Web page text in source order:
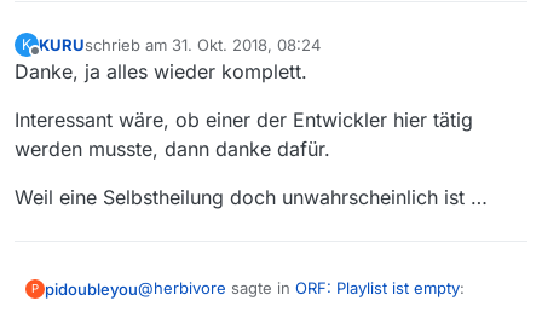
K
Offline
KURUschrieb am 31. Okt. 2018, 08:24
zuletzt editiert von
Danke, ja alles wieder komplett.
Interessant wäre, ob einer der Entwickler hier tätig
werden musste, dann danke dafür.
Weil eine Selbstheilung doch unwahrscheinlich ist …
P pidoubleyou@herbivore sagte in ORF: Playlist ist empty: